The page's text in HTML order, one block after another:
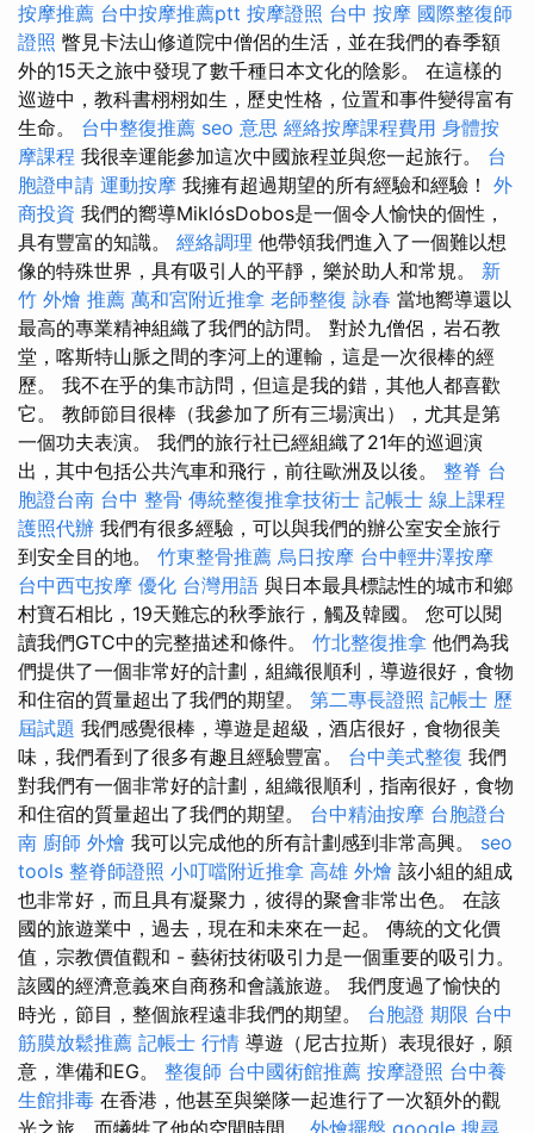
按摩推薦 台中按摩推薦ptt 按摩證照 台中 按摩 國際整復師
證照 瞥見卡法山修道院中僧侶的生活，並在我們的春季額
外的15天之旅中發現了數千種日本文化的陰影。 在這樣的
巡遊中，教科書栩栩如生，歷史性格，位置和事件變得富有
生命。 台中整復推薦 seo 意思 經絡按摩課程費用 身體按
摩課程 我很幸運能參加這次中國旅程並與您一起旅行。 台
胞證申請 運動按摩 我擁有超過期望的所有經驗和經驗！ 外
商投資 我們的嚮導MiklósDobos是一個令人愉快的個性，
具有豐富的知識。 經絡調理 他帶領我們進入了一個難以想
像的特殊世界，具有吸引人的平靜，樂於助人和常規。 新
竹 外燴 推薦 萬和宮附近推拿 老師整復 詠春 當地嚮導還以
最高的專業精神組織了我們的訪問。 對於九僧侶，岩石教
堂，喀斯特山脈之間的李河上的運輸，這是一次很棒的經
歷。 我不在乎的集市訪問，但這是我的錯，其他人都喜歡
它。 教師節目很棒（我參加了所有三場演出），尤其是第
一個功夫表演。 我們的旅行社已經組織了21年的巡迴演
出，其中包括公共汽車和飛行，前往歐洲及以後。 整脊 台
胞證台南 台中 整骨 傳統整復推拿技術士 記帳士 線上課程
護照代辦 我們有很多經驗，可以與我們的辦公室安全旅行
到安全目的地。 竹東整骨推薦 烏日按摩 台中輕井澤按摩
台中西屯按摩 優化 台灣用語 與日本最具標誌性的城市和鄉
村寶石相比，19天難忘的秋季旅行，觸及韓國。 您可以閱
讀我們GTC中的完整描述和條件。 竹北整復推拿 他們為我
們提供了一個非常好的計劃，組織很順利，導遊很好，食物
和住宿的質量超出了我們的期望。 第二專長證照 記帳士 歷
屆試題 我們感覺很棒，導遊是超級，酒店很好，食物很美
味，我們看到了很多有趣且經驗豐富。 台中美式整復 我們
對我們有一個非常好的計劃，組織很順利，指南很好，食物
和住宿的質量超出了我們的期望。 台中精油按摩 台胞證台
南 廚師 外燴 我可以完成他的所有計劃感到非常高興。 seo
tools 整脊師證照 小叮噹附近推拿 高雄 外燴 該小組的組成
也非常好，而且具有凝聚力，彼得的聚會非常出色。 在該
國的旅遊業中，過去，現在和未來在一起。 傳統的文化價
值，宗教價值觀和 - 藝術技術吸引力是一個重要的吸引力。
該國的經濟意義來自商務和會議旅遊。 我們度過了愉快的
時光，節目，整個旅程遠非我們的期望。 台胞證 期限 台中
筋膜放鬆推薦 記帳士 行情 導遊（尼古拉斯）表現很好，願
意，準備和EG。 整復師 台中國術館推薦 按摩證照 台中養
生館排毒 在香港，他甚至與樂隊一起進行了一次額外的觀
光之旅，而犧牲了他的空閒時間。 外燴擺盤 google 搜尋